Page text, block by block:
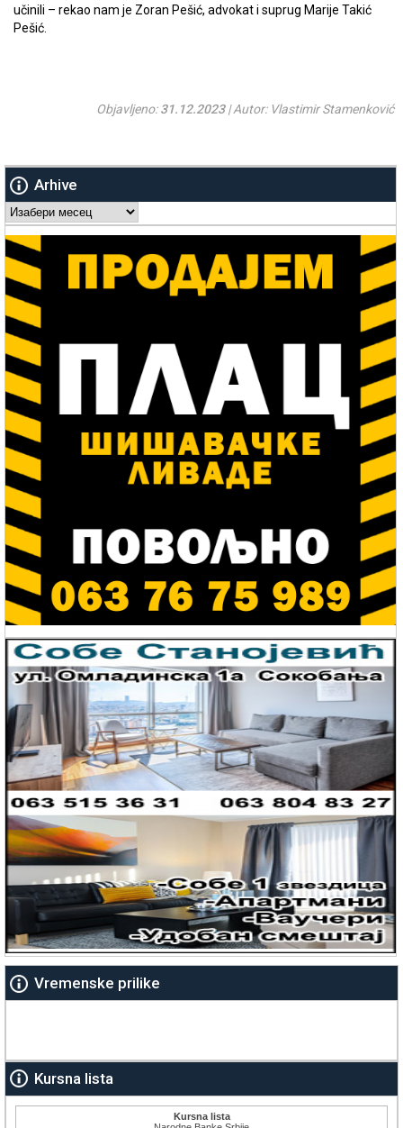
učinili – rekao nam je Zoran Pešić, advokat i suprug Marije Takić
Pešić.
Objavljeno:31.12.2023| Autor: Vlastimir Stamenković
Arhive
Arhive
Vremenske prilike
Kursna lista